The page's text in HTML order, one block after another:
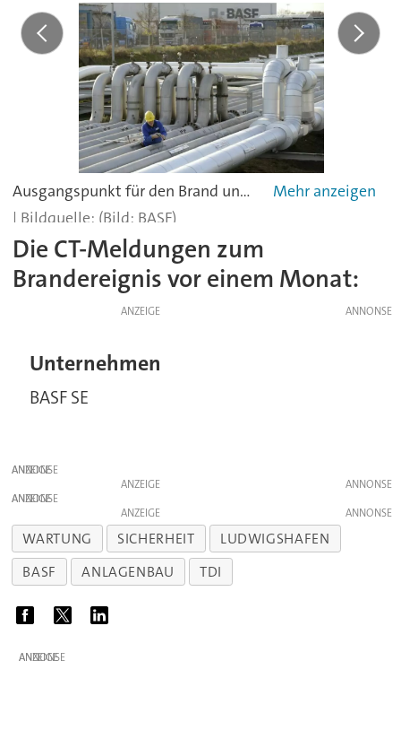
Ausgangspunkt für den Brand und die Explosion waren Arbeiten an einer Rohrleitungstrasse am BASF-Landeshafen Nord.
(Bild: BASF)
Die CT-Meldungen zum
Brandereignis vor einem Monat:
ANZEIGE
Unternehmen
BASF SE
ANZEIGE
ANZEIGE
ANZEIGE
ANZEIGE
WARTUNG SICHERHEIT
LUDWIGSHAFEN
BASF
ANLAGENBAU TDI
ANZEIGE